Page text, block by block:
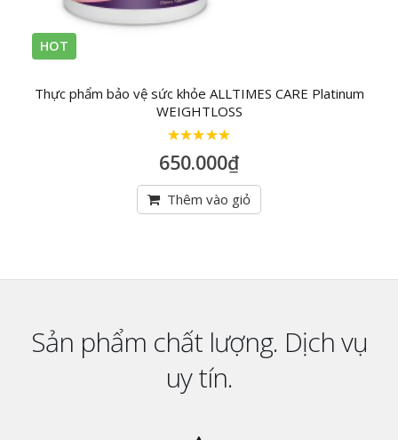
HOT
Thực phẩm bảo vệ sức khỏe ALLTIMES CARE Platinum
WEIGHTLOSS
650.000₫
Thêm vào giỏ
Sản phẩm chất lượng. Dịch vụ
uy tín.